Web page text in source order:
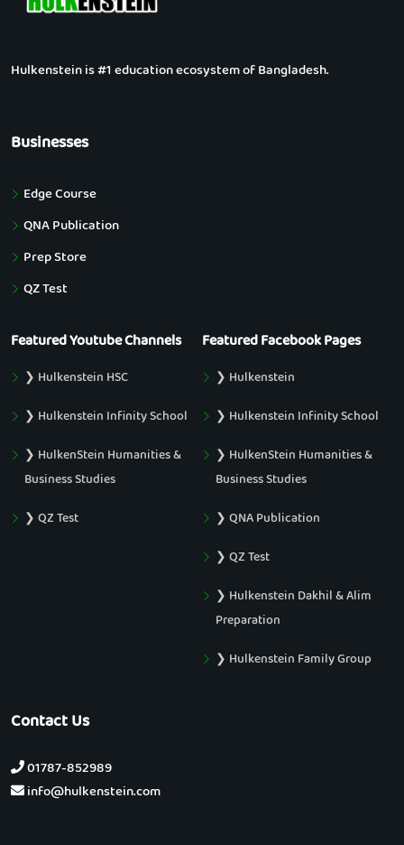
Hulkenstein is #1 education ecosystem of Bangladesh.
Businesses
Edge Course
QNA Publication
Prep Store
QZ Test
Featured Youtube Channels
❯ Hulkenstein HSC
❯ Hulkenstein Infinity School
❯ HulkenStein Humanities &
Business Studies
❯ QZ Test
Featured Facebook Pages
❯ Hulkenstein
❯ Hulkenstein Infinity School
❯ HulkenStein Humanities &
Business Studies
❯ QNA Publication
❯ QZ Test
❯ Hulkenstein Dakhil & Alim
Preparation
❯ Hulkenstein Family Group
Contact Us
01787-852989
info@hulkenstein.com